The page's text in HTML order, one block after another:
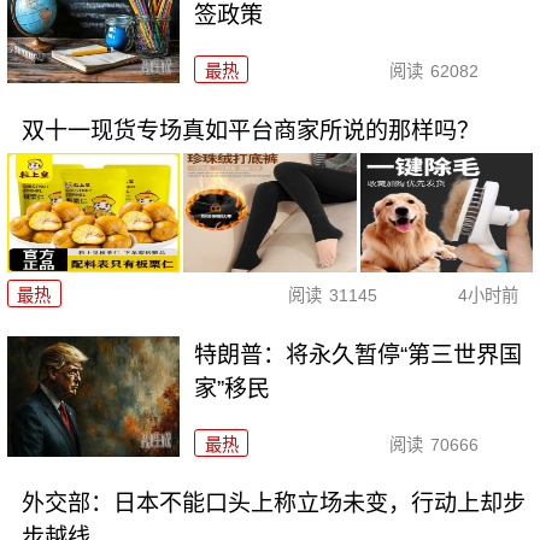
签政策
最热 阅读 62082
双十一现货专场真如平台商家所说的那样吗？
最热 阅读 31145 4小时前
特朗普：将永久暂停“第三世界国
家”移民
最热 阅读 70666
外交部：日本不能口头上称立场未变，行动上却步